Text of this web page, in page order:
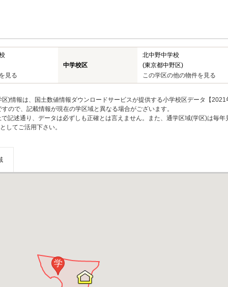
見る
中学校区
北中野中学校
(東京都中野区)
この学区の他の物件を見る
)情報は、国土数値情報ダウンロードサービスが提供する小学校区データ【2021
ので、記載情報が現在の学区域と異なる場合がございます。
記述通り、データは必ずしも正確とは言えません。また、通学区域(学区)は毎年
してご活用下さい。
学